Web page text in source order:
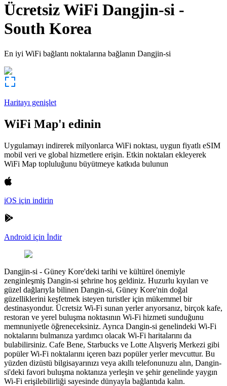
Ücretsiz WiFi Dangjin-si -
South Korea
En iyi WiFi bağlantı noktalarına bağlanın Dangjin-si
Haritayı genişlet
WiFi Map'ı edinin
Uygulamayı indirerek milyonlarca WiFi noktası, uygun fiyatlı eSIM
mobil veri ve global hizmetlere erişin. Etkin noktaları ekleyerek
WiFi Map topluluğunu büyütmeye katkıda bulunun
iOS için indirin
Android için İndir
Dangjin-si - Güney Kore'deki tarihi ve kültürel önemiyle
zenginleşmiş Dangin-si şehrine hoş geldiniz. Huzurlu kıyıları ve
güzel dağlarıyla bilinen Dangin-si, Güney Kore'nin doğal
güzelliklerini keşfetmek isteyen turistler için mükemmel bir
destinasyondur. Ücretsiz Wi-Fi sunan yerler arıyorsanız, birçok kafe,
restoran ve yerel buluşma noktasının Wi-Fi hizmeti sunduğunu
memnuniyetle öğreneceksiniz. Ayrıca Dangin-si genelindeki Wi-Fi
noktalarını bulmanıza yardımcı olacak Wi-Fi haritalarını da
bulabilirsiniz. Cafe Bene, Starbucks ve Lotte Alışveriş Merkezi gibi
popüler Wi-Fi noktalarını içeren bazı popüler yerler mevcuttur. Bu
yüzden dizüstü bilgisayarınızı veya akıllı telefonunuzu alın, Dangin-
si'deki favori buluşma noktanıza yerleşin ve şehir genelinde yaygın
Wi-Fi erişilebilirliği sayesinde dünyayla bağlantıda kalın.